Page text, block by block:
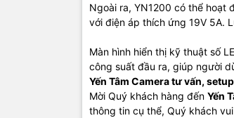
Ngoài ra, YN1200 có thể hoạt
với điện áp thích ứng 19V 5A.
Màn hình hiển thị kỹ thuật số
công suất đầu ra, giúp người
Yến Tâm Camera tư vấn,
Mời Quý khách hàng đến Yến
thông tin cụ thể, Quý khách